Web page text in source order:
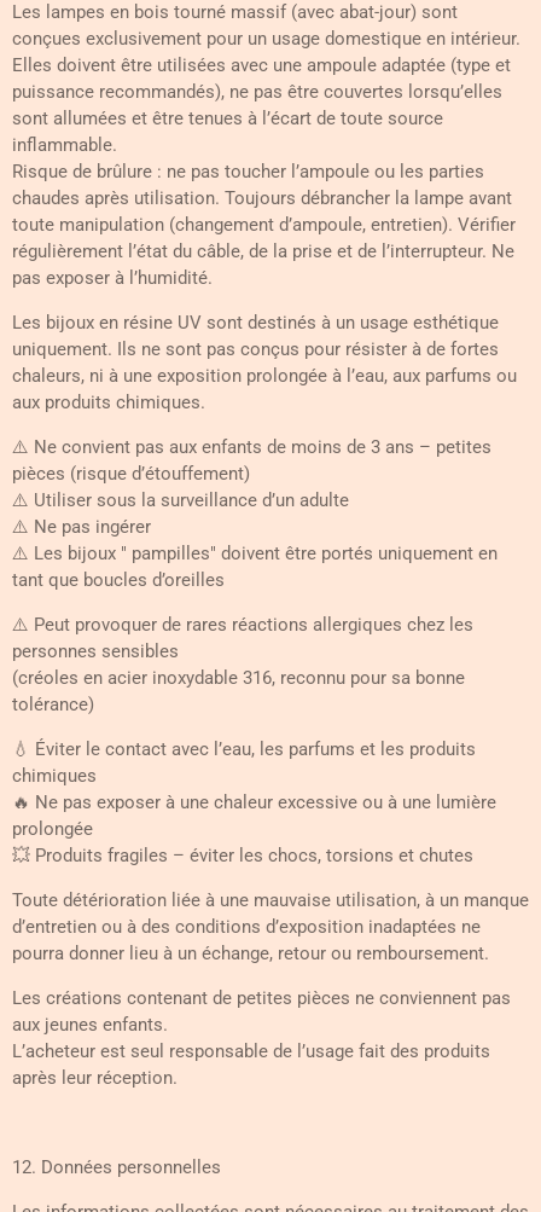
Les lampes en bois tourné massif (avec abat-jour) sont
conçues exclusivement pour un usage domestique en intérieur.
Elles doivent être utilisées avec une ampoule adaptée (type et
puissance recommandés), ne pas être couvertes lorsqu’elles
sont allumées et être tenues à l’écart de toute source
inflammable.
Risque de brûlure : ne pas toucher l’ampoule ou les parties
chaudes après utilisation. Toujours débrancher la lampe avant
toute manipulation (changement d’ampoule, entretien). Vérifier
régulièrement l’état du câble, de la prise et de l’interrupteur. Ne
pas exposer à l’humidité.
Les bijoux en résine UV sont destinés à un usage esthétique
uniquement. Ils ne sont pas conçus pour résister à de fortes
chaleurs, ni à une exposition prolongée à l’eau, aux parfums ou
aux produits chimiques.
⚠️ Ne convient pas aux enfants de moins de 3 ans – petites
pièces (risque d’étouffement)
⚠️ Utiliser sous la surveillance d’un adulte
⚠️ Ne pas ingérer
⚠️ Les bijoux " pampilles" doivent être portés uniquement en
tant que boucles d’oreilles
⚠️ Peut provoquer de rares réactions allergiques chez les
personnes sensibles
(créoles en acier inoxydable 316, reconnu pour sa bonne
tolérance)
💧 Éviter le contact avec l’eau, les parfums et les produits
chimiques
🔥 Ne pas exposer à une chaleur excessive ou à une lumière
prolongée
💥 Produits fragiles – éviter les chocs, torsions et chutes
Toute détérioration liée à une mauvaise utilisation, à un manque
d’entretien ou à des conditions d’exposition inadaptées ne
pourra donner lieu à un échange, retour ou remboursement.
Les créations contenant de petites pièces ne conviennent pas
aux jeunes enfants.
L’acheteur est seul responsable de l’usage fait des produits
après leur réception.
12. Données personnelles